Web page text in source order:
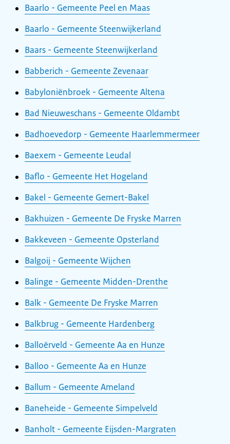
Baarlo - Gemeente Peel en Maas
Baarlo - Gemeente Steenwijkerland
Baars - Gemeente Steenwijkerland
Babberich - Gemeente Zevenaar
Babyloniënbroek - Gemeente Altena
Bad Nieuweschans - Gemeente Oldambt
Badhoevedorp - Gemeente Haarlemmermeer
Baexem - Gemeente Leudal
Baflo - Gemeente Het Hogeland
Bakel - Gemeente Gemert-Bakel
Bakhuizen - Gemeente De Fryske Marren
Bakkeveen - Gemeente Opsterland
Balgoij - Gemeente Wijchen
Balinge - Gemeente Midden-Drenthe
Balk - Gemeente De Fryske Marren
Balkbrug - Gemeente Hardenberg
Balloërveld - Gemeente Aa en Hunze
Balloo - Gemeente Aa en Hunze
Ballum - Gemeente Ameland
Baneheide - Gemeente Simpelveld
Banholt - Gemeente Eijsden-Margraten